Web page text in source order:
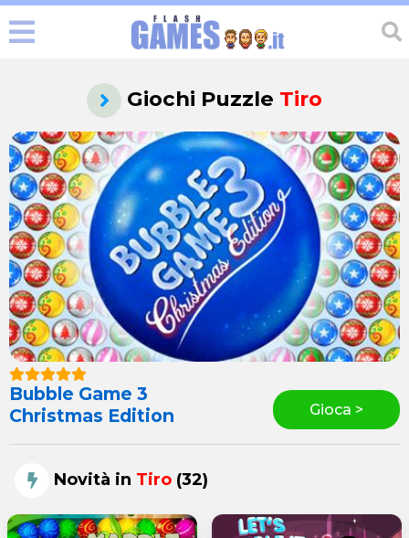
Giochi Puzzle Tiro
Bubble Game 3
Christmas Edition
Gioca >
Novità in Tiro (32)